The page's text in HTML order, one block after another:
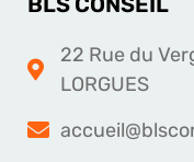
22 Rue du
LORGUES